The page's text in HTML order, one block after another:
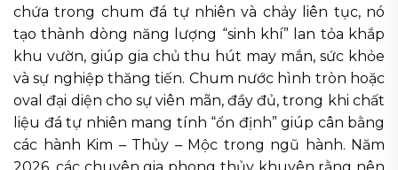
chứa trong chum đá tự nhiên và chảy liên tục, nó
tạo thành dòng năng lượng “sinh khí” lan tỏa khắp
khu vườn, giúp gia chủ thu hút may mắn, sức khỏe
và sự nghiệp thăng tiến. Chum nước hình tròn hoặc
oval đại diện cho sự viên mãn, đầy đủ, trong khi chất
liệu đá tự nhiên mang tính “ổn định” giúp cân bằng
các hành Kim – Thủy – Mộc trong ngũ hành. Năm